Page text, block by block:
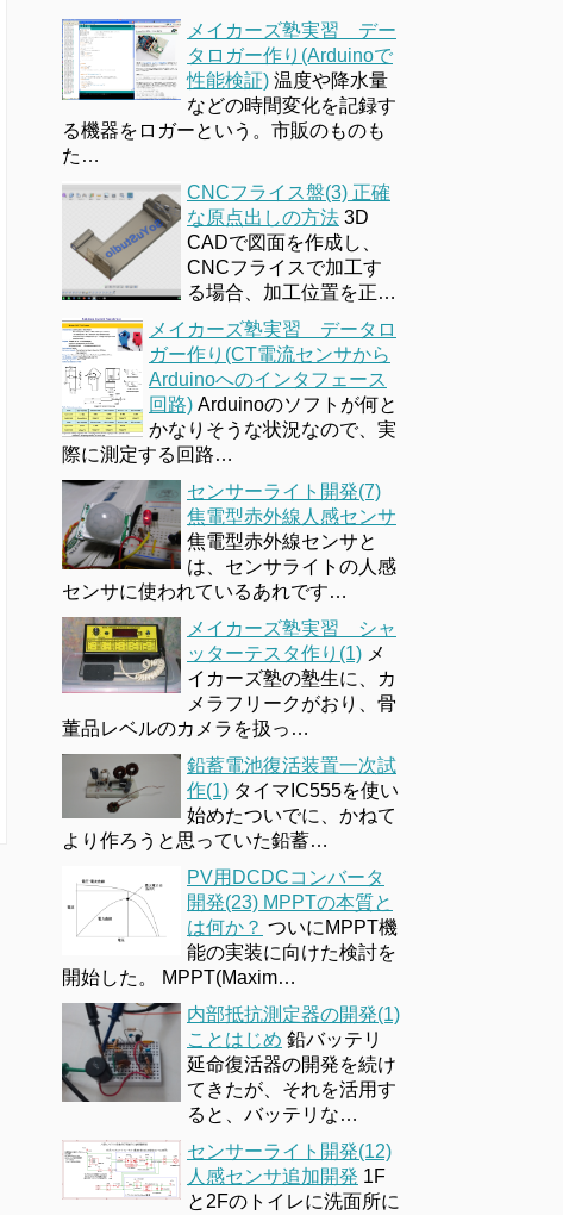
メイカーズ塾実習 デー
タロガー作り(Arduinoで
性能検証) 温度や降水量
などの時間変化を記録す
る機器をロガーという。市販のものも
た…
CNCフライス盤(3) 正確
な原点出しの方法 3D
CADで図面を作成し、
CNCフライスで加工す
る場合、加工位置を正…
メイカーズ塾実習 データロ
ガー作り(CT電流センサから
Arduinoへのインタフェース
回路) Arduinoのソフトが何と
かなりそうな状況なので、実
際に測定する回路…
センサーライト開発(7)
焦電型赤外線人感センサ
焦電型赤外線センサと
は、センサライトの人感
センサに使われているあれです…
メイカーズ塾実習 シャ
ッターテスタ作り(1) メ
イカーズ塾の塾生に、カ
メラフリークがおり、骨
董品レベルのカメラを扱っ…
鉛蓄電池復活装置一次試
作(1) タイマIC555を使い
始めたついでに、かねて
より作ろうと思っていた鉛蓄…
PV用DCDCコンバータ
開発(23) MPPTの本質と
は何か？ ついにMPPT機
能の実装に向けた検討を
開始した。 MPPT(Maxim…
内部抵抗測定器の開発(1)
ことはじめ 鉛バッテリ
延命復活器の開発を続け
てきたが、それを活用す
ると、バッテリな…
センサーライト開発(12)
人感センサ追加開発 1F
と2Fのトイレに洗面所に